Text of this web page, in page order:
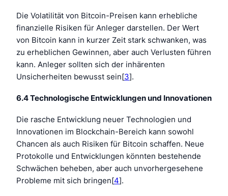
Die Volatilität von Bitcoin-Preisen kann erhebliche
finanzielle Risiken für Anleger darstellen. Der Wert
von Bitcoin kann in kurzer Zeit stark schwanken, was
zu erheblichen Gewinnen, aber auch Verlusten führen
kann. Anleger sollten sich der inhärenten
Unsicherheiten bewusst sein[3].
6.4 Technologische Entwicklungen und Innovationen
Die rasche Entwicklung neuer Technologien und
Innovationen im Blockchain-Bereich kann sowohl
Chancen als auch Risiken für Bitcoin schaffen. Neue
Protokolle und Entwicklungen könnten bestehende
Schwächen beheben, aber auch unvorhergesehene
Probleme mit sich bringen[4].